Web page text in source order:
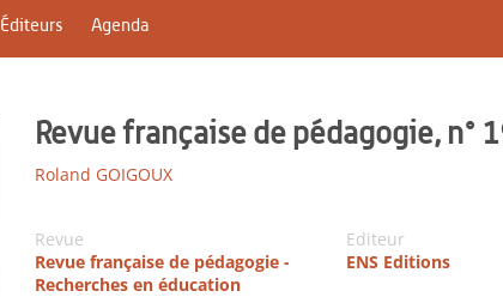
Éditeurs Agenda
Revue française de pédagogie, n°
Roland GOIGOUX
Revue
Revue française de pédagogie -
Recherches en éducation
Editeur
ENS Editions